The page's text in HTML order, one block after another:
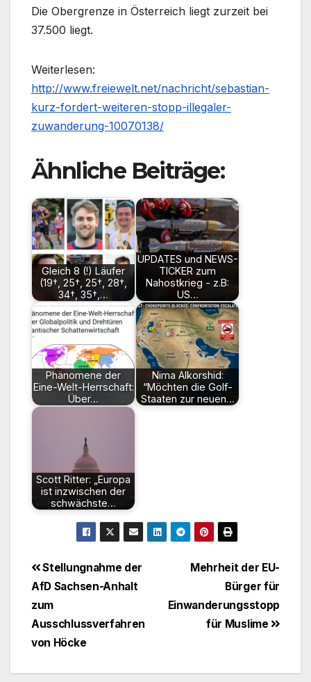
Die Obergrenze in Österreich liegt zurzeit bei
37.500 liegt.
Weiterlesen:
http://www.freiewelt.net/nachricht/sebastian-
kurz-fordert-weiteren-stopp-illegaler-
zuwanderung-10070138/
Ähnliche Beiträge:
Gleich 8 (!) Läufer
(19†, 25†, 25†, 28†,
34†, 35†,…
UPDATES und NEWS-
TICKER zum
Nahostkrieg - z.B:
US…
Phänomene der
Eine-Welt-Herrschaft:
Über…
Nima Alkorshid:
“Möchten die Golf-
Staaten zur neuen…
Scott Ritter: „Europa
ist inzwischen der
schwächste…
BeitragsnavigationMehrheit der EU-
Bürger für
Einwanderungsstopp
für Muslime
Stellungnahme der
AfD Sachsen-Anhalt
zum
Ausschlussverfahren
von Höcke